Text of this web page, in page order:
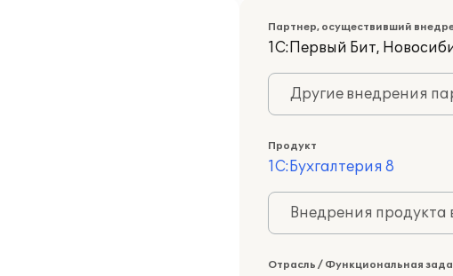
Партнер, осуществивший
1С:Первый Бит,
Другие внедрения
Продукт
1С:Бухгалтерия 8
Внедрения продукта
Отрасль / Функциональная